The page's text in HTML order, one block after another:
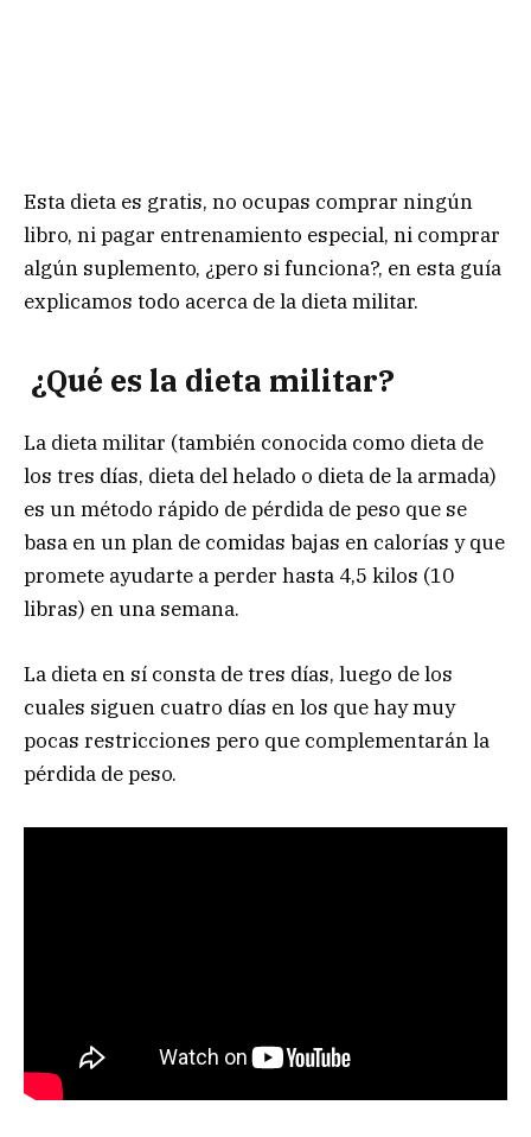
Esta dieta es gratis, no ocupas comprar ningún
libro, ni pagar entrenamiento especial, ni comprar
algún suplemento, ¿pero si funciona?, en esta guía
explicamos todo acerca de la dieta militar.
¿Qué es la dieta militar?
La dieta militar (también conocida como dieta de
los tres días, dieta del helado o dieta de la armada)
es un método rápido de pérdida de peso que se
basa en un plan de comidas bajas en calorías y que
promete ayudarte a perder hasta 4,5 kilos (10
libras) en una semana.
La dieta en sí consta de tres días, luego de los
cuales siguen cuatro días en los que hay muy
pocas restricciones pero que complementarán la
pérdida de peso.